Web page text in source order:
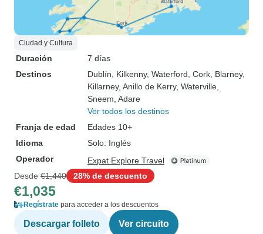
Ciudad y Cultura
Duración
7 días
Destinos
Dublín , Kilkenny, Waterford , Cork , Blarney,
Killarney, Anillo de Kerry, Waterville
Sneem , Adare
Ver todos los destinos
Franja de edad
Edades 10+
Idioma
Solo: Inglés
Operador
Expat Explore Travel
Desde €1,440 28% de descuento
€1,035
Regístrate para acceder a los descuentos
Descargar folleto Ver circuito